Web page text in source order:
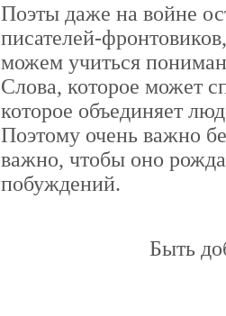
Поэты даже на войне
писателей-
можем учиться
Слова, которое может
которое объединяет
Поэтому очень важно
важно, чтобы оно
побуждений.
Быть